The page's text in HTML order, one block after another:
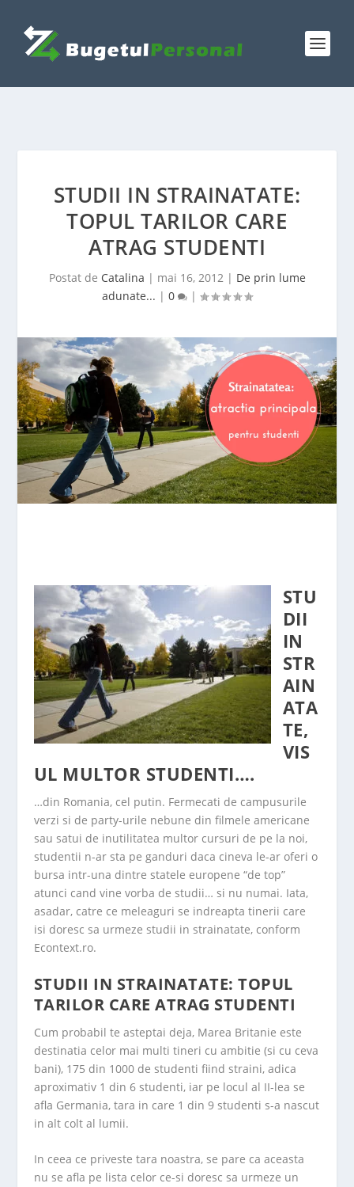
STUDII IN STRAINATATE:
TOPUL TARILOR CARE
ATRAG STUDENTI
Postat de Catalina | mai 16, 2012| De prin lume
adunate... | 0 |
STU
DII
IN
STR
AIN
ATA
TE,
VIS
UL MULTOR STUDENTI….
…din Romania, cel putin. Fermecati de campusurile
verzi si de party-urile nebune din filmele americane
sau satui de inutilitatea multor cursuri de pe la noi,
studentii n-ar sta pe ganduri daca cineva le-ar oferi o
bursa intr-una dintre statele europene “de top”
atunci cand vine vorba de studii… si nu numai. Iata,
asadar, catre ce meleaguri se indreapta tinerii care
isi doresc sa urmeze studii in strainatate, conform
Econtext.ro.
STUDII IN STRAINATATE: TOPUL
TARILOR CARE ATRAG STUDENTI
Cum probabil te asteptai deja, Marea Britanie este
destinatia celor mai multi tineri cu ambitie (si cu ceva
bani), 175 din 1000 de studenti fiind straini, adica
aproximativ 1 din 6 studenti, iar pe locul al II-lea se
afla Germania, tara in care 1 din 9 studenti s-a nascut
in alt colt al lumii.
In ceea ce priveste tara noastra, se pare ca aceasta
nu se afla pe lista celor ce-si doresc sa urmeze un